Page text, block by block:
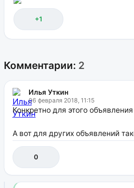
+1
Комментарии: 2
Илья Уткин
06 февраля 2018, 11:15
Конкретно для этого
А вот для других объявлений
0